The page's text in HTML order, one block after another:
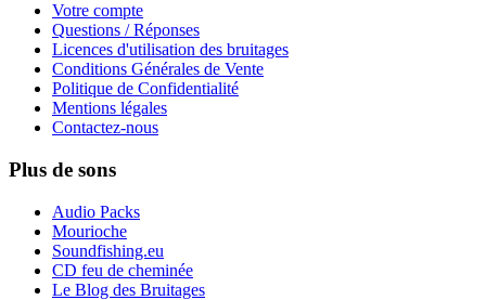
Votre compte
Questions / Réponses
Licences d'utilisation des bruitages
Conditions Générales de Vente
Politique de Confidentialité
Mentions légales
Contactez-nous
Plus de sons
Audio Packs
Mourioche
Soundfishing.eu
CD feu de cheminée
Le Blog des Bruitages